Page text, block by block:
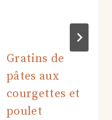
Gratins de
pâtes aux
courgettes et
poulet